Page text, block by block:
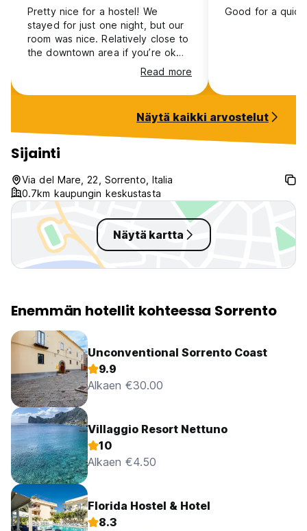
Pretty nice for a hostel! We
stayed for just one night, but our
room was nice. Relatively close to
the downtown area if you’re ok
with walking. We did find a bug in
one of the beds the morning we
left, but based on the update we
lot of precautions to check the
room after.
Read more
Good for a
Näytä kaikki arvostelut
Sijainti
Via del Mare, 22, Sorrento, Italia
0.7km kaupungin keskustasta
Näytä kartta
Enemmän hotellit kohteessa Sorrento
Unconventional Sorrento Coast
9.9
Alkaen €30.00
Villaggio Resort Nettuno
10
Alkaen €4.50
Florida Hostel & Hotel
8.3